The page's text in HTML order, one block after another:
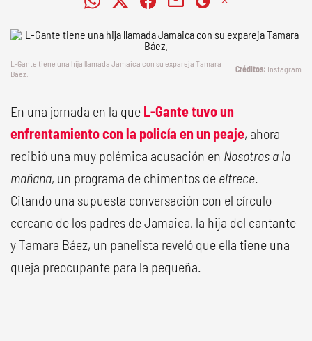
L-Gante tiene una hija llamada Jamaica con su expareja Tamara
Báez.
Instagram
En una jornada en la que L-Gante tuvo un
enfrentamiento con la policía en un peaje, ahora
recibió una muy polémica acusación en Nosotros a la
mañana, un programa de chimentos de eltrece.
Citando una supuesta conversación con el círculo
cercano de los padres de Jamaica, la hija del cantante
y Tamara Báez, un panelista reveló que ella tiene una
queja preocupante para la pequeña.